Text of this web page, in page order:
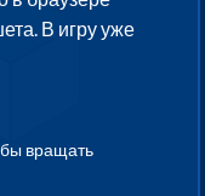
В игру уже
вращать